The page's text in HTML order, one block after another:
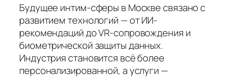
Будущее интим-сферы в Москве связано с
развитием технологий — от ИИ-
рекомендаций до VR-сопровождения и
биометрической защиты данных.
Индустрия становится всё более
персонализированной, а услуги —